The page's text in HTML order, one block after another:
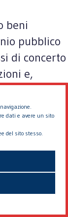
dati e avere un sito
del sito stesso.
beni
pubblico
di concerto
e,
portuali, di
lavori
stazioni
sensi del
IV, n.